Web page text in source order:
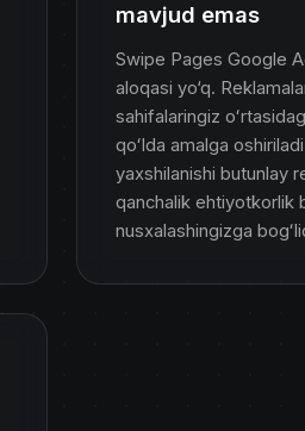
mavjud emas
Swipe Pages Google
aloqasi yo‘q.
sahifalaringiz
qoʻlda amalga
yaxshilanishi butunlay
qanchalik ehtiyotkorlik
nusxalashingizga